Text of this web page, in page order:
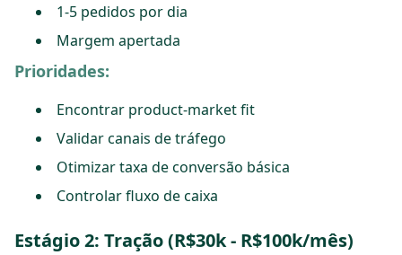
1-5 pedidos por dia
Margem apertada
Prioridades:
Encontrar product-market fit
Validar canais de tráfego
Otimizar taxa de conversão básica
Controlar fluxo de caixa
Estágio 2: Tração (R$30k - R$100k/mês)